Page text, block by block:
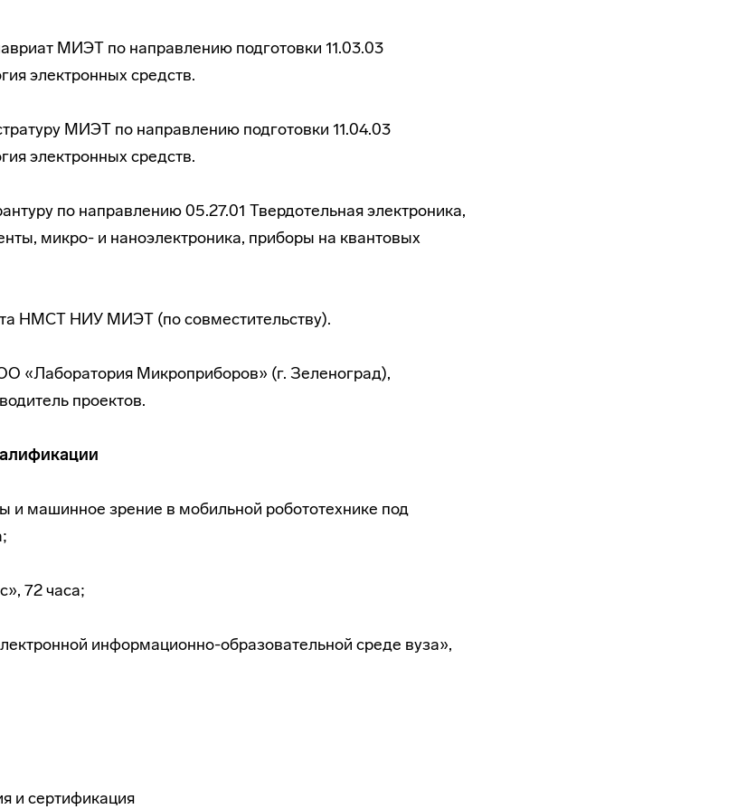
МИЭТ по направлению подготовки 11.03.03
электронных средств.
МИЭТ по направлению подготовки 11.04.03
электронных средств.
по направлению 05.27.01 Твердотельная электроника,
микро- и наноэлектроника, приборы на квантовых
НМСТ НИУ МИЭТ (по совместительству).
«Лаборатория Микроприборов» (г. Зеленоград),
проектов.
и машинное зрение в мобильной робототехнике под
72 часа;
информационно-образовательной среде вуза»,
и сертификация